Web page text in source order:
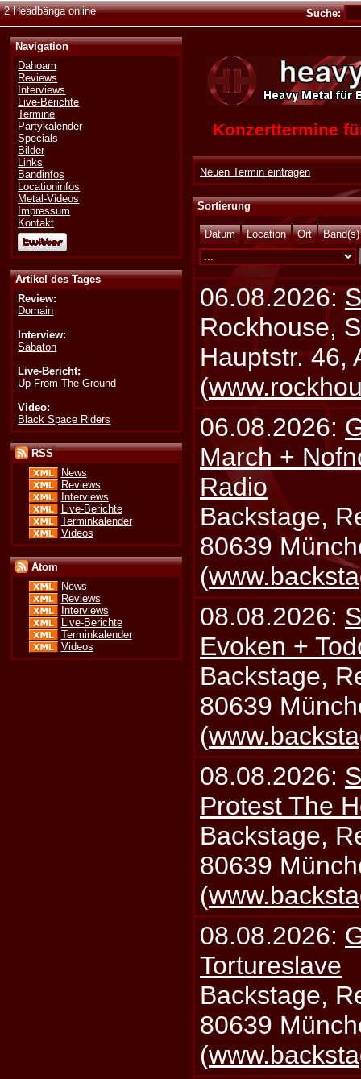
2 Headbänga online Suche:
Navigation
Dahoam
Reviews
Interviews
Live-Berichte
Termine
Partykalender
Specials
Bilder
Links
Bandinfos
Locationinfos
Metal-Videos
Impressum
Kontakt
Artikel des Tages
Review:
Domain
Interview:
Sabaton
Live-Bericht:
Up From The Ground
Video:
Black Space Riders
RSS
News
Reviews
Interviews
Live-Berichte
Terminkalender
Videos
Atom
News
Reviews
Interviews
Live-Berichte
Terminkalender
Videos
Konzerttermine
Neuen Termin eintragen
Sortierung
Datum Location Ort Band(s)
06.08.2026:
Rockhouse,
Hauptstr. 46,
(
06.08.2026:
March +
Radio
Backstage,
80639
(
08.08.2026:
Evoken +
Backstage,
80639
(
08.08.2026:
Protest The
Backstage,
80639
(
08.08.2026:
Tortureslave
Backstage,
80639
(